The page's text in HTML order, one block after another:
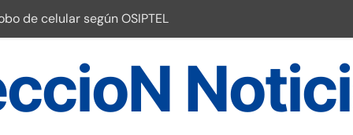
de celular según OSIPTEL
¡Descarga la app de Meridianbet y gana una jugada gratis
inspirado en la fuerza de un volcán